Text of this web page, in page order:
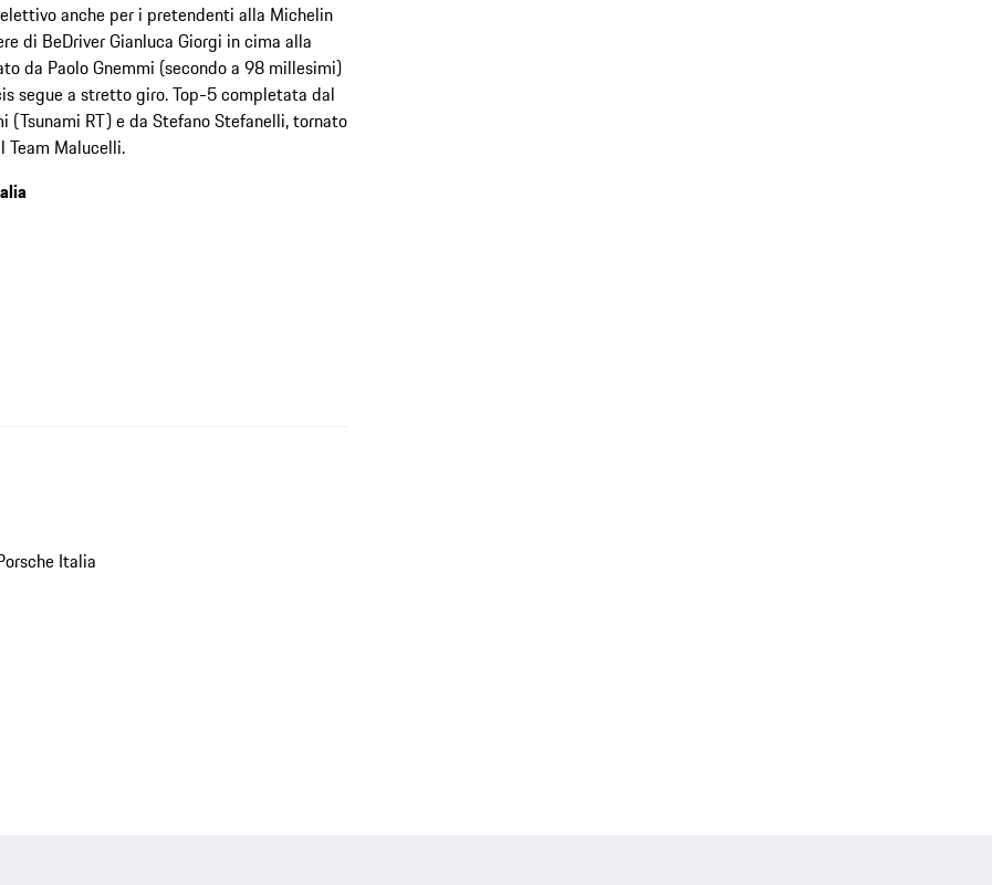
anche per i pretendenti alla Michelin
di BeDriver Gianluca Giorgi in cima alla
da Paolo Gnemmi (secondo a 98 millesimi)
segue a stretto giro. Top-5 completata dal
(Tsunami RT) e da Stefano Stefanelli, tornato
Team Malucelli.
Italia